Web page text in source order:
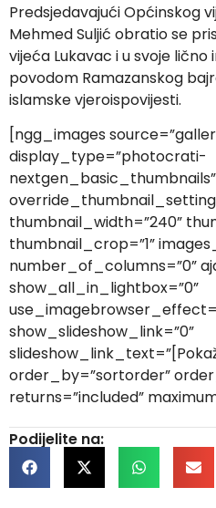
Predsjedavajući Općinskog
Mehmed Suljić obratio se
vijeća Lukavac i u svoje
povodom Ramazanskog
islamske vjeroispovijesti.
[ngg_images
display_type=”photocrati-
nextgen_basic_thumbnails”
thumbnail_width=”240”
thumbnail_crop=”1”
number_of_columns=”0”
show_all_in_lightbox=”0”
show_slideshow_link=”0”
order_by=”sortorder”
returns=”included”
Podijelite na: